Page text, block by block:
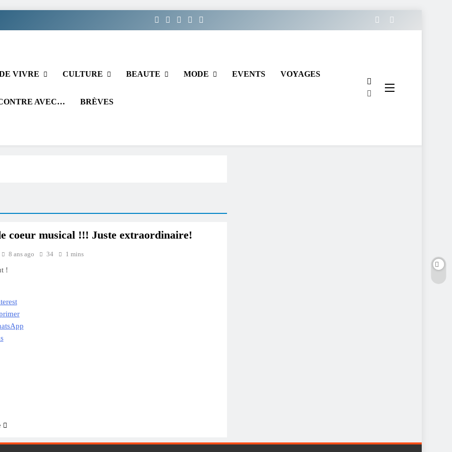
VIVRE CULTURE BEAUTE MODE EVENTS VOYAGES
AVEC… BRÈVES
coeur musical !!! Juste extraordinaire!
8 ans ago 34 1 mins
!